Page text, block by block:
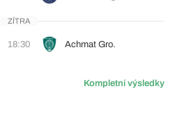
ZÍTRA
18:30 Achmat Gro.
Kompletní výsledky